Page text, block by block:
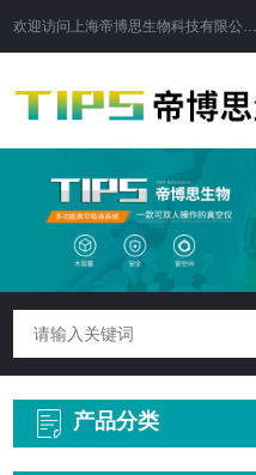
欢迎访问 上海帝博思生物科技有限公司
产品分类